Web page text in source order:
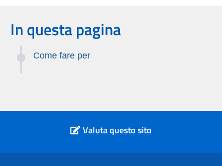
In questa pagina
Come fare per
Valuta questo sito